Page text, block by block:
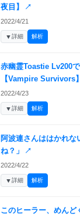
夜目】
↗
2022/4/21
▼詳細 解析
赤幽霊Toastie Lv200
【Vampire Survivors】
2022/4/23
▼詳細 解析
阿波連さんははかれな
ね？」
↗
2022/4/22
▼詳細 解析
このヒーラー、めんど